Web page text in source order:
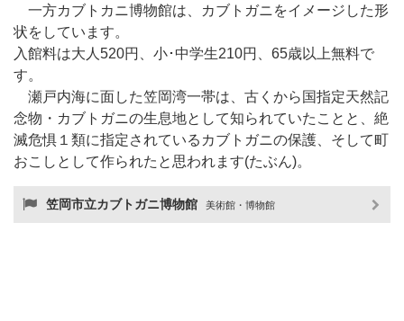
一方カブトカニ博物館は、カブトガニをイメージした形
状をしています。
入館料は大人520円、小･中学生210円、65歳以上無料で
す。
瀬戸内海に面した笠岡湾一帯は、古くから国指定天然記
念物・カブトガニの生息地として知られていたことと、絶
滅危惧１類に指定されているカブトガニの保護、そして町
おこしとして作られたと思われます(たぶん)。
笠岡市立カブトガニ博物館 美術館・博物館